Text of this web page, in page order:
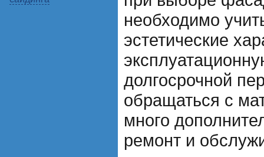
необходимо
эстетические
долгосрочной
обращаться с
много
ремонт и